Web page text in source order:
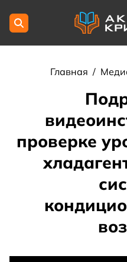
Главная /
проверке